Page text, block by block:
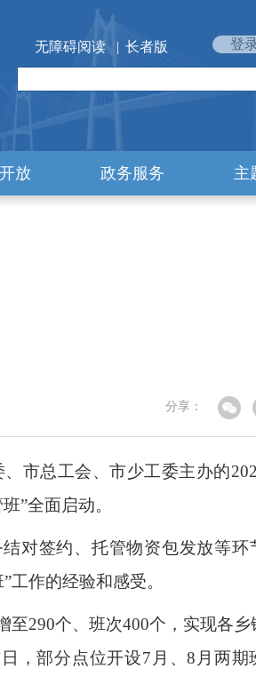
无障碍阅读 | 长者版 登
放 政务服务 主
分享：
市总工会、市少工委主办的
”全面启动。
对签约、托管物资包发放等环
作的经验和感受。
至290个、班次400个，实现各乡
，部分点位开设7月、8月两期